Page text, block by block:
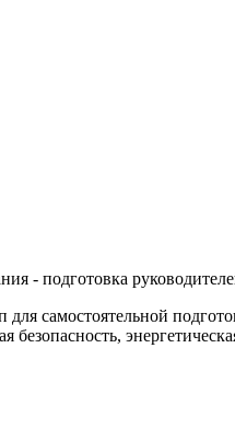
- подготовка
для самостоятельной